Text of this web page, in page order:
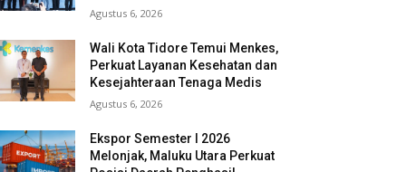
Agustus 6, 2026
Wali Kota Tidore Temui Menkes,
Perkuat Layanan Kesehatan dan
Kesejahteraan Tenaga Medis
Agustus 6, 2026
Ekspor Semester I 2026
Melonjak, Maluku Utara Perkuat